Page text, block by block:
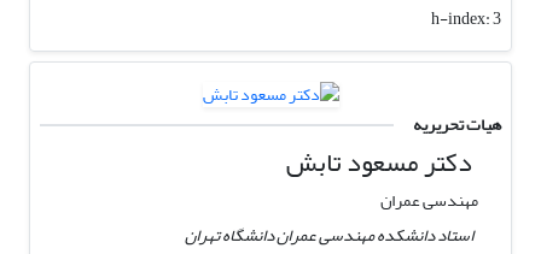
h-index:3
هیات تحریریه
دکتر مسعود تابش
مهندسی عمران
استاد دانشکده مهندسی عمران دانشگاه تهران